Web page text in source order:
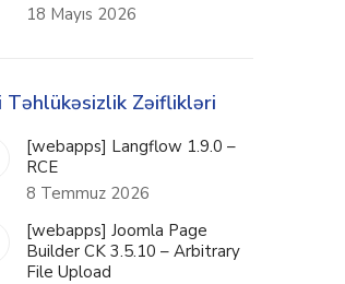
18 Mayıs 2026
Təhlükəsizlik Zəiflikləri
[webapps] Langflow 1.9.0 –
RCE
8 Temmuz 2026
[webapps] Joomla Page
Builder CK 3.5.10 – Arbitrary
File Upload